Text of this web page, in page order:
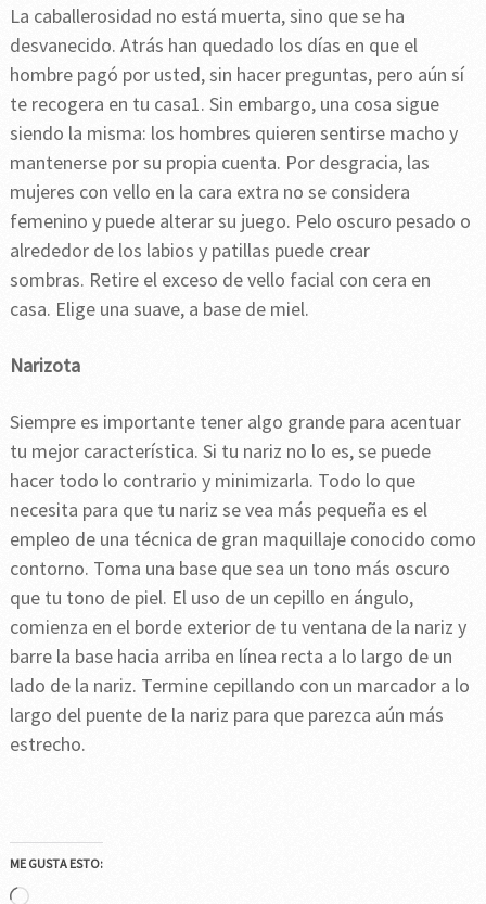
La caballerosidad no está muerta, sino que se ha
desvanecido. Atrás han quedado los días en que el
hombre pagó por usted, sin hacer preguntas, pero aún sí
te recogera en tu casa1. Sin embargo, una cosa sigue
siendo la misma: los hombres quieren sentirse macho y
mantenerse por su propia cuenta. Por desgracia, las
mujeres con vello en la cara extra no se considera
femenino y puede alterar su juego. Pelo oscuro pesado o
alrededor de los labios y patillas puede crear
sombras. Retire el exceso de vello facial con cera en
casa. Elige una suave, a base de miel.
Narizota
Siempre es importante tener algo grande para acentuar
tu mejor característica. Si tu nariz no lo es, se puede
hacer todo lo contrario y minimizarla. Todo lo que
necesita para que tu nariz se vea más pequeña es el
empleo de una técnica de gran maquillaje conocido como
contorno. Toma una base que sea un tono más oscuro
que tu tono de piel. El uso de un cepillo en ángulo,
comienza en el borde exterior de tu ventana de la nariz y
barre la base hacia arriba en línea recta a lo largo de un
lado de la nariz. Termine cepillando con un marcador a lo
largo del puente de la nariz para que parezca aún más
estrecho.
ME GUSTA ESTO:
Cargando...